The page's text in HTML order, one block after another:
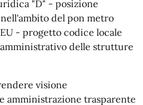
"D" - posizione
del pon metro
- progetto codice locale
amministrativo delle strutture
visione
amministrazione trasparente